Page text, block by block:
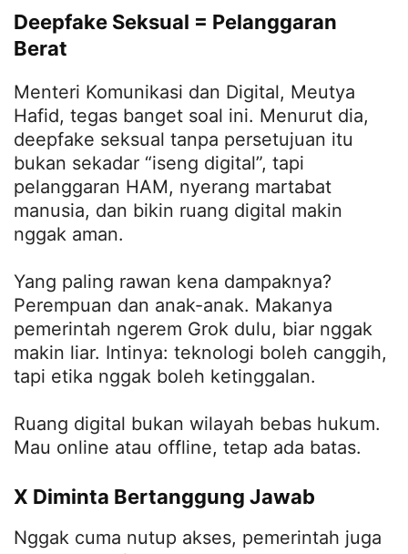
Deepfake Seksual = Pelanggaran
Berat
Menteri Komunikasi dan Digital, Meutya
Hafid, tegas banget soal ini. Menurut dia,
deepfake seksual tanpa persetujuan itu
bukan sekadar “iseng digital”, tapi
pelanggaran HAM, nyerang martabat
manusia, dan bikin ruang digital makin
nggak aman.
Yang paling rawan kena dampaknya?
Perempuan dan anak-anak. Makanya
pemerintah ngerem Grok dulu, biar nggak
makin liar. Intinya: teknologi boleh canggih,
tapi etika nggak boleh ketinggalan.
Ruang digital bukan wilayah bebas hukum.
Mau online atau offline, tetap ada batas.
X Diminta Bertanggung Jawab
Nggak cuma nutup akses, pemerintah juga